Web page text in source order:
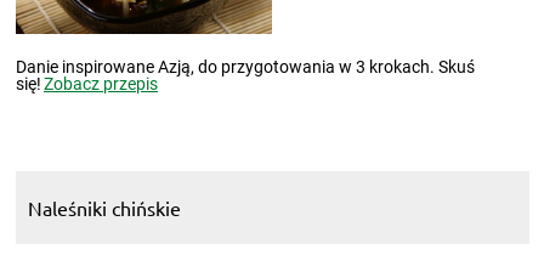
Danie inspirowane Azją, do przygotowania w 3 krokach. Skuś
się!Zobacz przepis
Naleśniki chińskie